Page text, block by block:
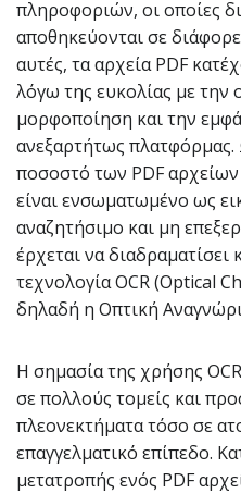
πληροφοριών, οι οποίες
αποθηκεύονται σε
αυτές, τα αρχεία PDF
λόγω της ευκολίας με την
μορφοποίηση και την
ανεξαρτήτως
ποσοστό των PDF
είναι ενσωματωμένο ως
αναζητήσιμο και μη
έρχεται να
τεχνολογία OCR (Optical
δηλαδή η Οπτική
Η σημασία της χρήσης
σε πολλούς τομείς και
πλεονεκτήματα τόσο σε
επαγγελματικό επίπεδο.
μετατροπής ενός PDF